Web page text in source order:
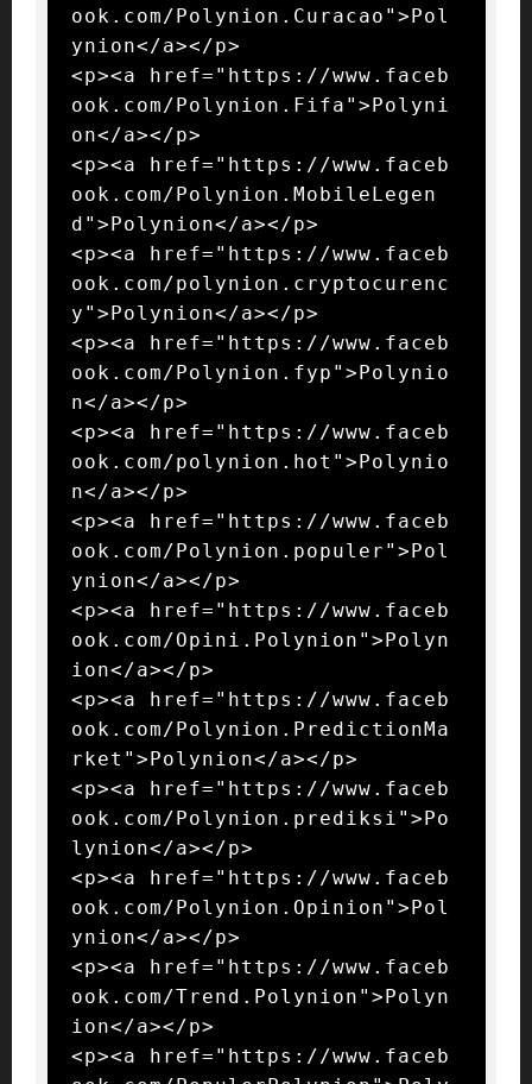
ook.com/Polynion.Curacao">Pol
ynion</a></p>
<p><a href="https://www.faceb
ook.com/Polynion.Fifa">Polyni
on</a></p>
<p><a href="https://www.faceb
ook.com/Polynion.MobileLegen
d">Polynion</a></p>
<p><a href="https://www.faceb
ook.com/polynion.cryptocurenc
y">Polynion</a></p>
<p><a href="https://www.faceb
ook.com/Polynion.fyp">Polynio
n</a></p>
<p><a href="https://www.faceb
ook.com/polynion.hot">Polynio
n</a></p>
<p><a href="https://www.faceb
ook.com/Polynion.populer">Pol
ynion</a></p>
<p><a href="https://www.faceb
ook.com/Opini.Polynion">Polyn
ion</a></p>
<p><a href="https://www.faceb
ook.com/Polynion.PredictionMa
rket">Polynion</a></p>
<p><a href="https://www.faceb
ook.com/Polynion.prediksi">Po
lynion</a></p>
<p><a href="https://www.faceb
ook.com/Polynion.Opinion">Pol
ynion</a></p>
<p><a href="https://www.faceb
ook.com/Trend.Polynion">Polyn
ion</a></p>
<p><a href="https://www.faceb